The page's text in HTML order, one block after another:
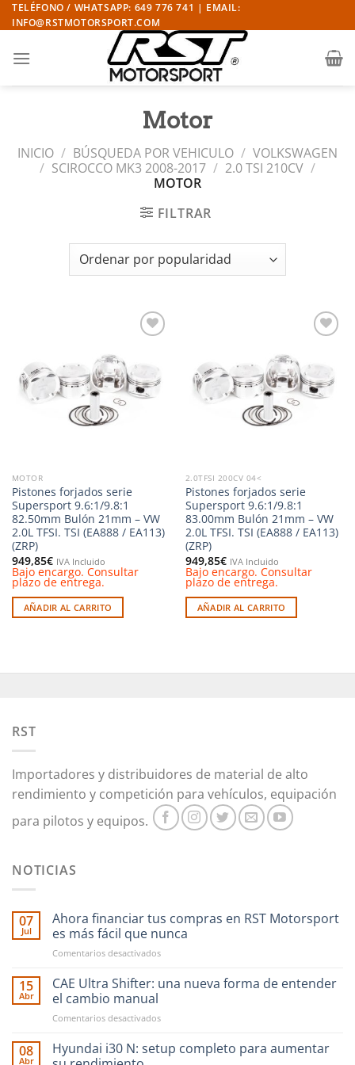
Saltar
al
TELÉFONO / WHATSAPP: 649 776 741 | EMAIL:
INFO@RSTMOTORSPORT.COM
Motor
INICIO / BÚSQUEDA POR VEHICULO / VOLKSWAGEN
/ SCIROCCO MK3 2008-2017 / 2.0 TSI 210CV /
MOTOR
FILTRAR
lista de
deseos
MOTOR
Pistones forjados serie
Supersport 9.6:1/9.8:1
82.50mm Bulón 21mm – VW
2.0L TFSI. TSI (EA888 / EA113)
(ZRP)
949,85€ IVA Incluido
Bajo encargo. Consultar
plazo de entrega.
AÑADIR AL CARRITO
lista de
deseos
2.0TFSI 200CV 04<
Pistones forjados serie
Supersport 9.6:1/9.8:1
83.00mm Bulón 21mm – VW
2.0L TFSI. TSI (EA888 / EA113)
(ZRP)
949,85€ IVA Incluido
Bajo encargo. Consultar
plazo de entrega.
AÑADIR AL CARRITO
RST
Importadores y distribuidores de material de alto
rendimiento y competición para vehículos, equipación
para pilotos y equipos.
NOTICIAS
07
Jul
Ahora financiar tus compras en RST Motorsport
es más fácil que nunca
Comentarios desactivadosen
financiar
en
Motorsport
15
Abr
CAE Ultra Shifter: una nueva forma de entender
el cambio manual
Comentarios desactivadosen
Ultra
Shifter:
08
Abr
Hyundai i30 N: setup completo para aumentar